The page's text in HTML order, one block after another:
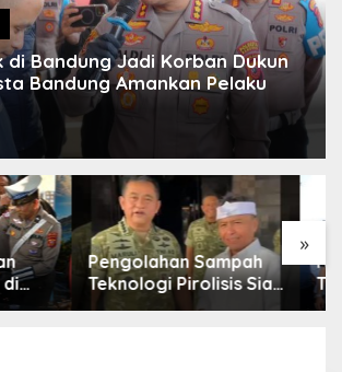
di Bandung Jadi Korban Dukun
Bandung Amankan Pelaku
»
Siap
Ton
Resmikan TPS3R
Tegalluar, Bupati